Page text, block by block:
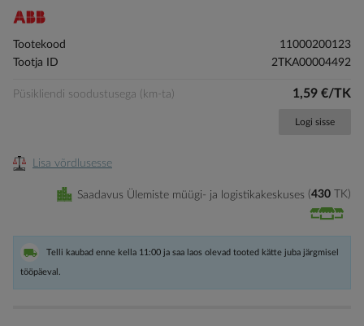
beginning
of
images
gallery
Tootekood
11000200123
Tootja ID
2TKA00004492
Püsikliendi soodustusega (km-ta) 1,59 €/TK
Logi sisse
Lisa võrdlusesse
Saadavus Ülemiste müügi- ja logistikakeskuses 430 TK
Telli kaubad enne kella 11:00 ja saa laos olevad tooted kätte juba järgmisel
tööpäeval.